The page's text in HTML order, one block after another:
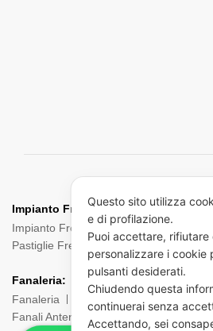
Impianto Frenante:
Impianto Frenante Camion
Dischi
Pastiglie Freni
Pinze Freni Sensori
Fanaleria:
Fanaleria
Fendinebbia
Fanali Anteriori
Indicatori di direzione
Questo sito utilizza
e di profilazione.
Puoi accettare, rifiutare
personalizzare i cookie
pulsanti desiderati.
Chiudendo questa
continuerai senza
Accettando, sei